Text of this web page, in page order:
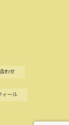
わせ
ィール